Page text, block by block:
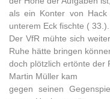
als ein Konter von
unterem Eck fischte ( 33.).
Der VfR mühte sich
Ruhe hätte bringen
doch plötzlich ertönte der
Martin Müller kam
gegen seinen